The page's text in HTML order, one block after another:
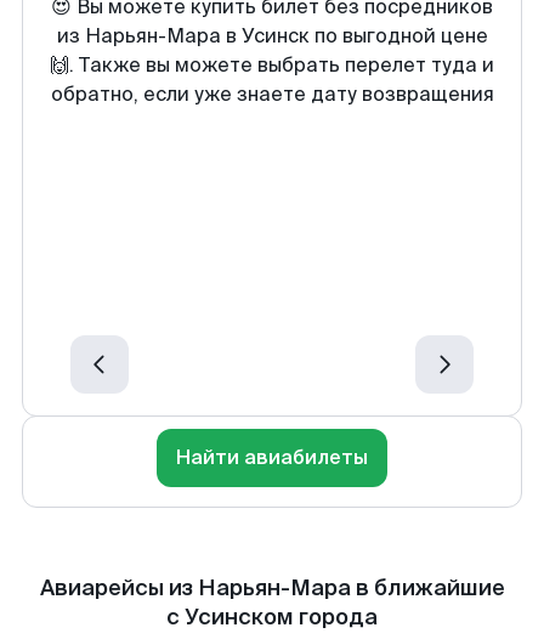
😍 Вы можете купить билет без посредников
из Нарьян-Мара в Усинск по выгодной цене
🙌. Также вы можете выбрать перелет туда и
обратно, если уже знаете дату возвращения
Найти авиабилеты
Авиарейсы из Нарьян-Мара в ближайшие
с Усинском города